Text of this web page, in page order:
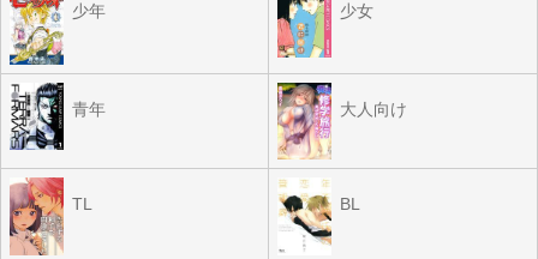
少年 少女
青年 大人向け
TL BL